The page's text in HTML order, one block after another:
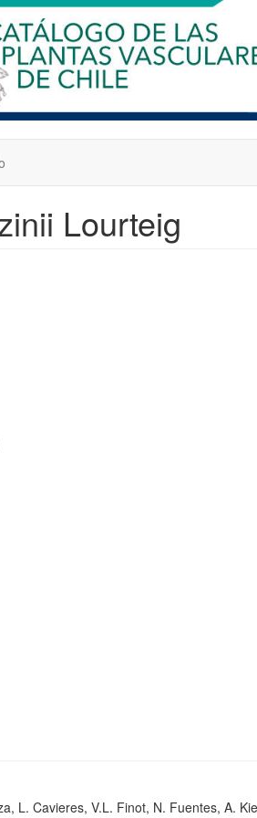
Lourteig
L. Cavieres, V.L. Finot, N. Fuentes, A.